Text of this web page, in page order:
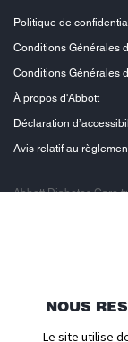
Politique de
Conditions Générales
Conditions Générales
À propos d'Abbott
Déclaration
Avis relatif au
Abbott Diabetes Care
modifiée. Vous
rectification et de
Données Europe
NOUS
Le site utilise